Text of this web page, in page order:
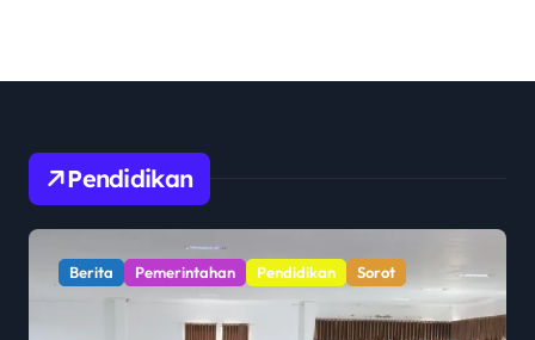
Pendidikan
Berita Pemerintahan Pendidikan Sorot